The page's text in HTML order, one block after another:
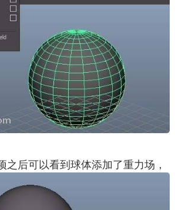
之后可以看到球体添加了重力场，